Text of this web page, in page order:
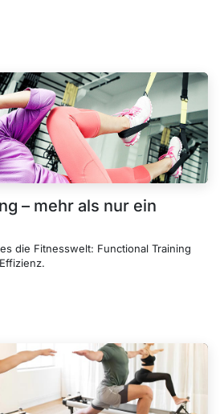
– mehr als nur ein
die Fitnesswelt: Functional Training